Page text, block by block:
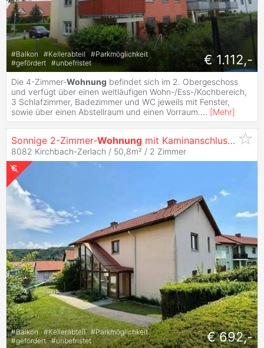
#Balkon #Kellerabteil #Parkmöglichkeit
#gefördert #unbefristet € 1.112,-
Die 4-Zimmer-Wohnung befindet sich im 2. Obergeschoss
und verfügt über einen weitläufigen Wohn-/Ess-/Kochbereich,
3 Schlafzimmer, Badezimmer und WC jeweils mit Fenster,
sowie über einen Abstellraum und einen Vorraum.... [Mehr]
Sonnige 2-Zimmer-Wohnung mit Kaminanschluss, Balkon und Carportparkplatz - geförderte
8082 Kirchbach-Zerlach / 50,8m² / 2 Zimmer
#Balkon #Kellerabteil #Parkmöglichkeit
#gefördert #unbefristet € 692,-